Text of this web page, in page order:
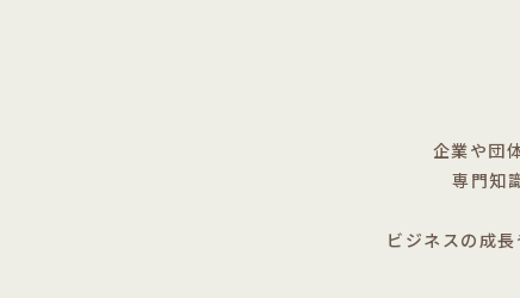
企業や団
専門知
ビジネスの成